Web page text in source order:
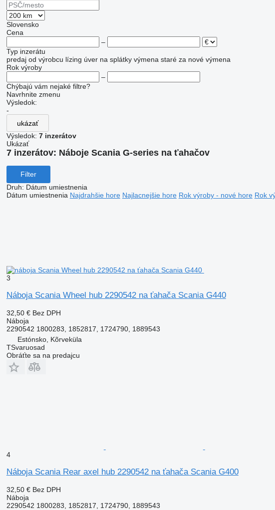
Slovensko
Cena
–
Typ inzerátu
predaj od výrobcu lízing úver na splátky výmena staré za nové výmena
Rok výroby
–
Chýbajú vám nejaké filtre?
Navrhnite zmenu
Výsledok:
-
ukázať
Výsledok: 7 inzerátov
Ukázať
7 inzerátov: Náboje Scania G-series na ťahačov
Filter
Druh: Dátum umiestnenia
Dátum umiestnenia Najdrahšie hore Najlacnejšie hore Rok výroby - nové hore Rok
3
Náboja Scania Wheel hub 2290542 na ťahača Scania G440
32,50 € Bez DPH
Náboja
2290542 1800283, 1852817, 1724790, 1889543
Estónsko, Kõrveküla
TSvaruosad
Obráťte sa na predajcu
4
Náboja Scania Rear axel hub 2290542 na ťahača Scania G400
32,50 € Bez DPH
Náboja
2290542 1800283, 1852817, 1724790, 1889543